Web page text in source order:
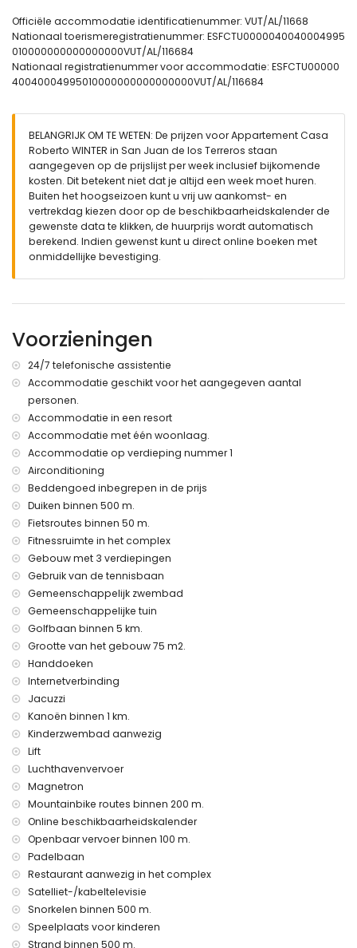
Slaapkamers en badkamers
slaapkamer met airconditioning, queensize bed (met een
afmeting van 200 bij 160 cm) en en-suite badkamer
slaapkamer met airconditioning en 2 eenpersoonsbedden
Buiten van het appartement
omheind perceel
gemeenschappelijk zwembad
kinderen's zwembad
tuin met grind en tuinmeubilair met ligbedden
gemeenschappelijke tuin met gras en bomen
speeltuin
overdekt terras
buiten douche
dichtstbijzijnde stad: San Juan de los Terreros (binnen 1000
meter van het appartement)
dichtstbijzijnde rivierkant of kust binnen 500 meter van het
appartement
dichtstbijzijnde strand binnen 500 meter van het
appartement
dichtstbijzijnde haven: Villaricos (binnen 10 kilometer van
het appartement)
dichtstbijzijnde luchthaven: Almeria/Murcia (binnen 100
kilometer van het appartement)
tweede dichtstbijzijnde luchthaven: Alicante (> 100
kilometer)
nabij openbaar vervoer: bus binnen 100 meter en trein
binnen 15 kilometer
huisdieren zijn niet toegestaan
Het gebouw waar de accommodatie zich bevindt heeft een
lift.
De accommodatie is zeer geschikt voor gezinnen met
kinderen.
internet (WiFi)
stofzuiger en strijkijzer en strijkplank
bedlinnen en handdoeken
verwarming
Gemeenschappelijke voorzieningen en diensten
inbegrepen in de huurprijs
buiten jacuzzi
Privévoorzieningen en diensten tegen extra kosten
luchthavendienst
Gemeenschappelijke voorzieningen / diensten tegen extra
kosten
fitnessruimte, tennisbaan en paddlebaan
Vermaak en recreatieve activiteiten voor uw vakantie in
San Juan de los Terreros, Andalusië
Officiële accommodatie identificatienummer: VUT/AL/11668
Nationaal toerismeregistratienummer: ESFCTU0000040040004995
010000000000000000VUT/AL/116684
Nationaal registratienummer voor accommodatie: ESFCTU00000
40040004995010000000000000000VUT/AL/116684
BELANGRIJK OM TE WETEN: De prijzen voor Appartement Casa
Roberto WINTER in San Juan de los Terreros staan
aangegeven op de prijslijst per week inclusief bijkomende
kosten. Dit betekent niet dat je altijd een week moet huren.
Buiten het hoogseizoen kunt u vrij uw aankomst- en
vertrekdag kiezen door op de beschikbaarheidskalender de
gewenste data te klikken, de huurprijs wordt automatisch
berekend. Indien gewenst kunt u direct online boeken met
onmiddellijke bevestiging.
Voorzieningen
24/7 telefonische assistentie
Accommodatie geschikt voor het aangegeven aantal
personen.
Accommodatie in een resort
Accommodatie met één woonlaag.
Accommodatie op verdieping nummer 1
Airconditioning
Beddengoed inbegrepen in de prijs
Duiken binnen 500 m.
Fietsroutes binnen 50 m.
Fitnessruimte in het complex
Gebouw met 3 verdiepingen
Gebruik van de tennisbaan
Gemeenschappelijk zwembad
Gemeenschappelijke tuin
Golfbaan binnen 5 km.
Grootte van het gebouw 75 m2.
Handdoeken
Internetverbinding
Jacuzzi
Kanoën binnen 1 km.
Kinderzwembad aanwezig
Lift
Luchthavenvervoer
Magnetron
Mountainbike routes binnen 200 m.
Online beschikbaarheidskalender
Openbaar vervoer binnen 100 m.
Padelbaan
Restaurant aanwezig in het complex
Satelliet-/kabeltelevisie
Snorkelen binnen 500 m.
Speelplaats voor kinderen
Strand binnen 500 m.